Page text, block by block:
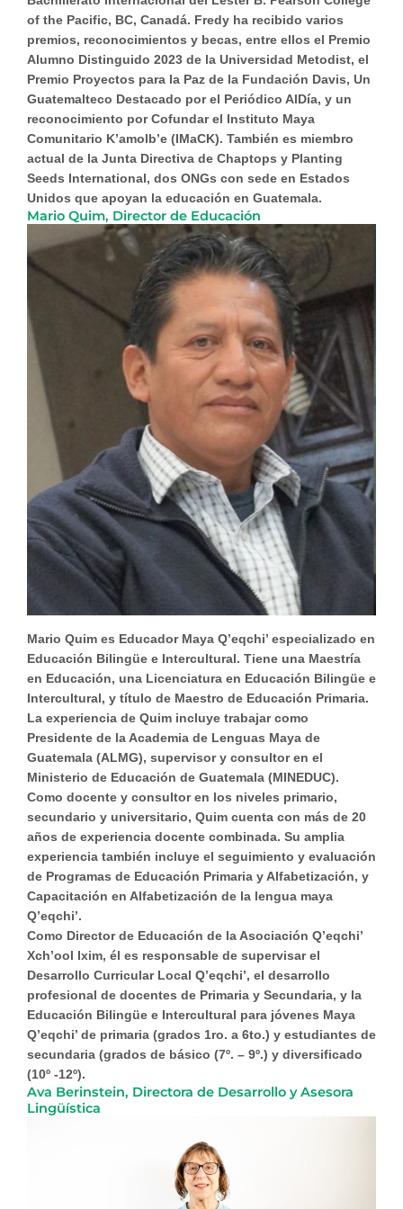
of the Pacific, BC, Canadá. Fredy ha recibido varios
premios, reconocimientos y becas, entre ellos el Premio
Alumno Distinguido 2023 de la Universidad Metodist, el
Premio Proyectos para la Paz de la Fundación Davis, Un
Guatemalteco Destacado por el Periódico AlDía, y un
reconocimiento por Cofundar el Instituto Maya
Comunitario K’amolb’e (IMaCK). También es miembro
actual de la Junta Directiva de Chaptops y Planting
Seeds International, dos ONGs con sede en Estados
Unidos que apoyan la educación en Guatemala.
Mario Quim, Director de Educación
Mario Quim es Educador Maya Q’eqchi’ especializado en
Educación Bilingüe e Intercultural. Tiene una Maestría
en Educación, una Licenciatura en Educación Bilingüe e
Intercultural, y título de Maestro de Educación Primaria.
La experiencia de Quim incluye trabajar como
Presidente de la Academia de Lenguas Maya de
Guatemala (ALMG), supervisor y consultor en el
Ministerio de Educación de Guatemala (MINEDUC).
Como docente y consultor en los niveles primario,
secundario y universitario, Quim cuenta con más de 20
años de experiencia docente combinada. Su amplia
experiencia también incluye el seguimiento y evaluación
de Programas de Educación Primaria y Alfabetización, y
Capacitación en Alfabetización de la lengua maya
Q’eqchi’.
Como Director de Educación de la Asociación Q’eqchi’
Xch’ool Ixim, él es responsable de supervisar el
Desarrollo Curricular Local Q’eqchi’, el desarrollo
profesional de docentes de Primaria y Secundaria, y la
Educación Bilingüe e Intercultural para jóvenes Maya
Q’eqchi’ de primaria (grados 1ro. a 6to.) y estudiantes de
secundaria (grados de básico (7º. – 9º.) y diversificado
(10º -12º).
Ava Berinstein, Directora de Desarrollo y Asesora
Lingüística